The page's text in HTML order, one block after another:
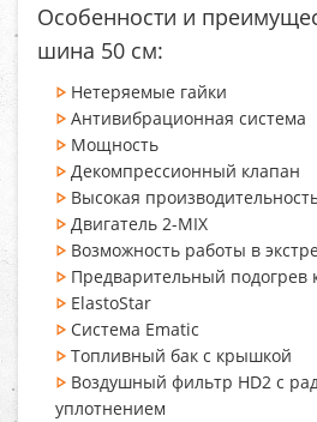
Особенности и
шина 50 см:
Нетеряемые гайки
Антивибрационная система
Мощность
Декомпрессионный клапан
Высокая
Двигатель 2-MIX
Возможность работы в
Предварительный подогрев
ElastoStar
Система Ematic
Топливный бак с крышкой
Воздушный фильтр HD2 с
уплотнением